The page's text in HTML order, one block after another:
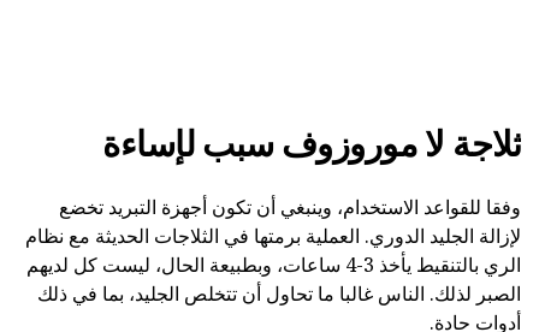
ثلاجة لا موروزوف سبب لإساءة
وفقا للقواعد الاستخدام، وينبغي أن تكون أجهزة التبريد تخضع
لإزالة الجليد الدوري. العملية برمتها في الثلاجات الحديثة مع نظام
الري بالتنقيط يأخذ 3-4 ساعات، وبطبيعة الحال، ليست كل لديهم
الصبر لذلك. الناس غالبا ما تحاول أن تتخلص الجليد، بما في ذلك
أدوات حادة.